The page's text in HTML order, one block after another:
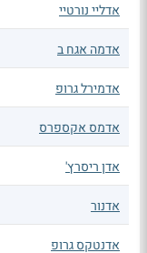
אדליי נורטיי
אדמה אגח ב
אדמירל גרופ
אדמס אקספרס
אדן ריסרץ'
אדנור
אדנטקס גרופ